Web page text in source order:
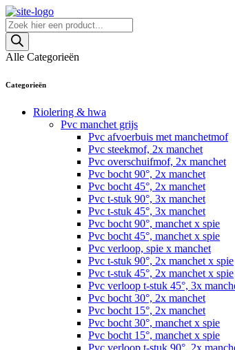
Skip
to
content
Producten
zoeken
Alle Categorieën
Categorieën
Riolering & hwa
Pvc manchet grijs
Pvc afvoerbuis met manchetmof
Pvc steekmof, 2x manchet
Pvc overschuifmof, 2x manchet
Pvc bocht 90°, 2x manchet
Pvc bocht 45°, 2x manchet
Pvc t-stuk 90°, 3x manchet
Pvc t-stuk 45°, 3x manchet
Pvc bocht 90°, manchet x spie
Pvc bocht 45°, manchet x spie
Pvc verloop, spie x manchet
Pvc t-stuk 90°, 2x manchet x spie
Pvc t-stuk 45°, 2x manchet x spie
Pvc verloop t-stuk 45°, 3x
Pvc bocht 30°, 2x manchet
Pvc bocht 15°, 2x manchet
Pvc bocht 30°, manchet x spie
Pvc bocht 15°, manchet x spie
Pvc verloop t-stuk 90°, 2x